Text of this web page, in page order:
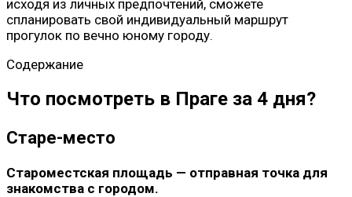
исходя из личных предпочтений, сможете
спланировать свой индивидуальный маршрут
прогулок по вечно юному городу.
Содержание
Что посмотреть в Праге за 4 дня?
Старе-место
Староместская площадь — отправная точка для
знакомства с городом.